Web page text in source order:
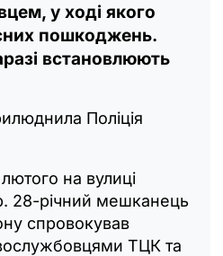
у ході якого
пошкоджень.
встановлюють
Поліція
на вулиці
28-річний мешканець
спровокував
ТЦК та